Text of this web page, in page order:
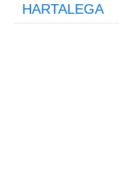
HARTALEGA